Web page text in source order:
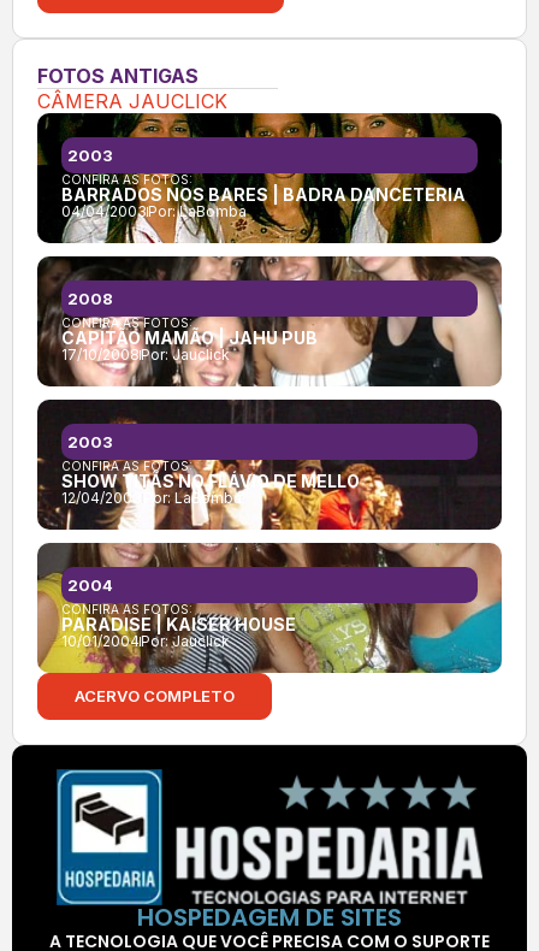
FOTOS ANTIGAS
CÂMERA JAUCLICK
CONFIRA AS FOTOS:
BARRADOS NOS BARES | BADRA DANCETERIA
04/04/2003Por:LaBomba
2003
CONFIRA AS FOTOS:
CAPITÃO MAMÃO | JAHU PUB
17/10/2008Por:Jauclick
2008
CONFIRA AS FOTOS:
SHOW TITÃS NO FLÁVIO DE MELLO
12/04/2003 Por:LaBomba
2003
CONFIRA AS FOTOS:
PARADISE | KAISER HOUSE
10/01/2004Por:Jauclick
2004
ACERVO COMPLETO
HOSPEDAGEM DE SITES
A TECNOLOGIA QUE VOCÊ PRECISA COM O SUPORTE